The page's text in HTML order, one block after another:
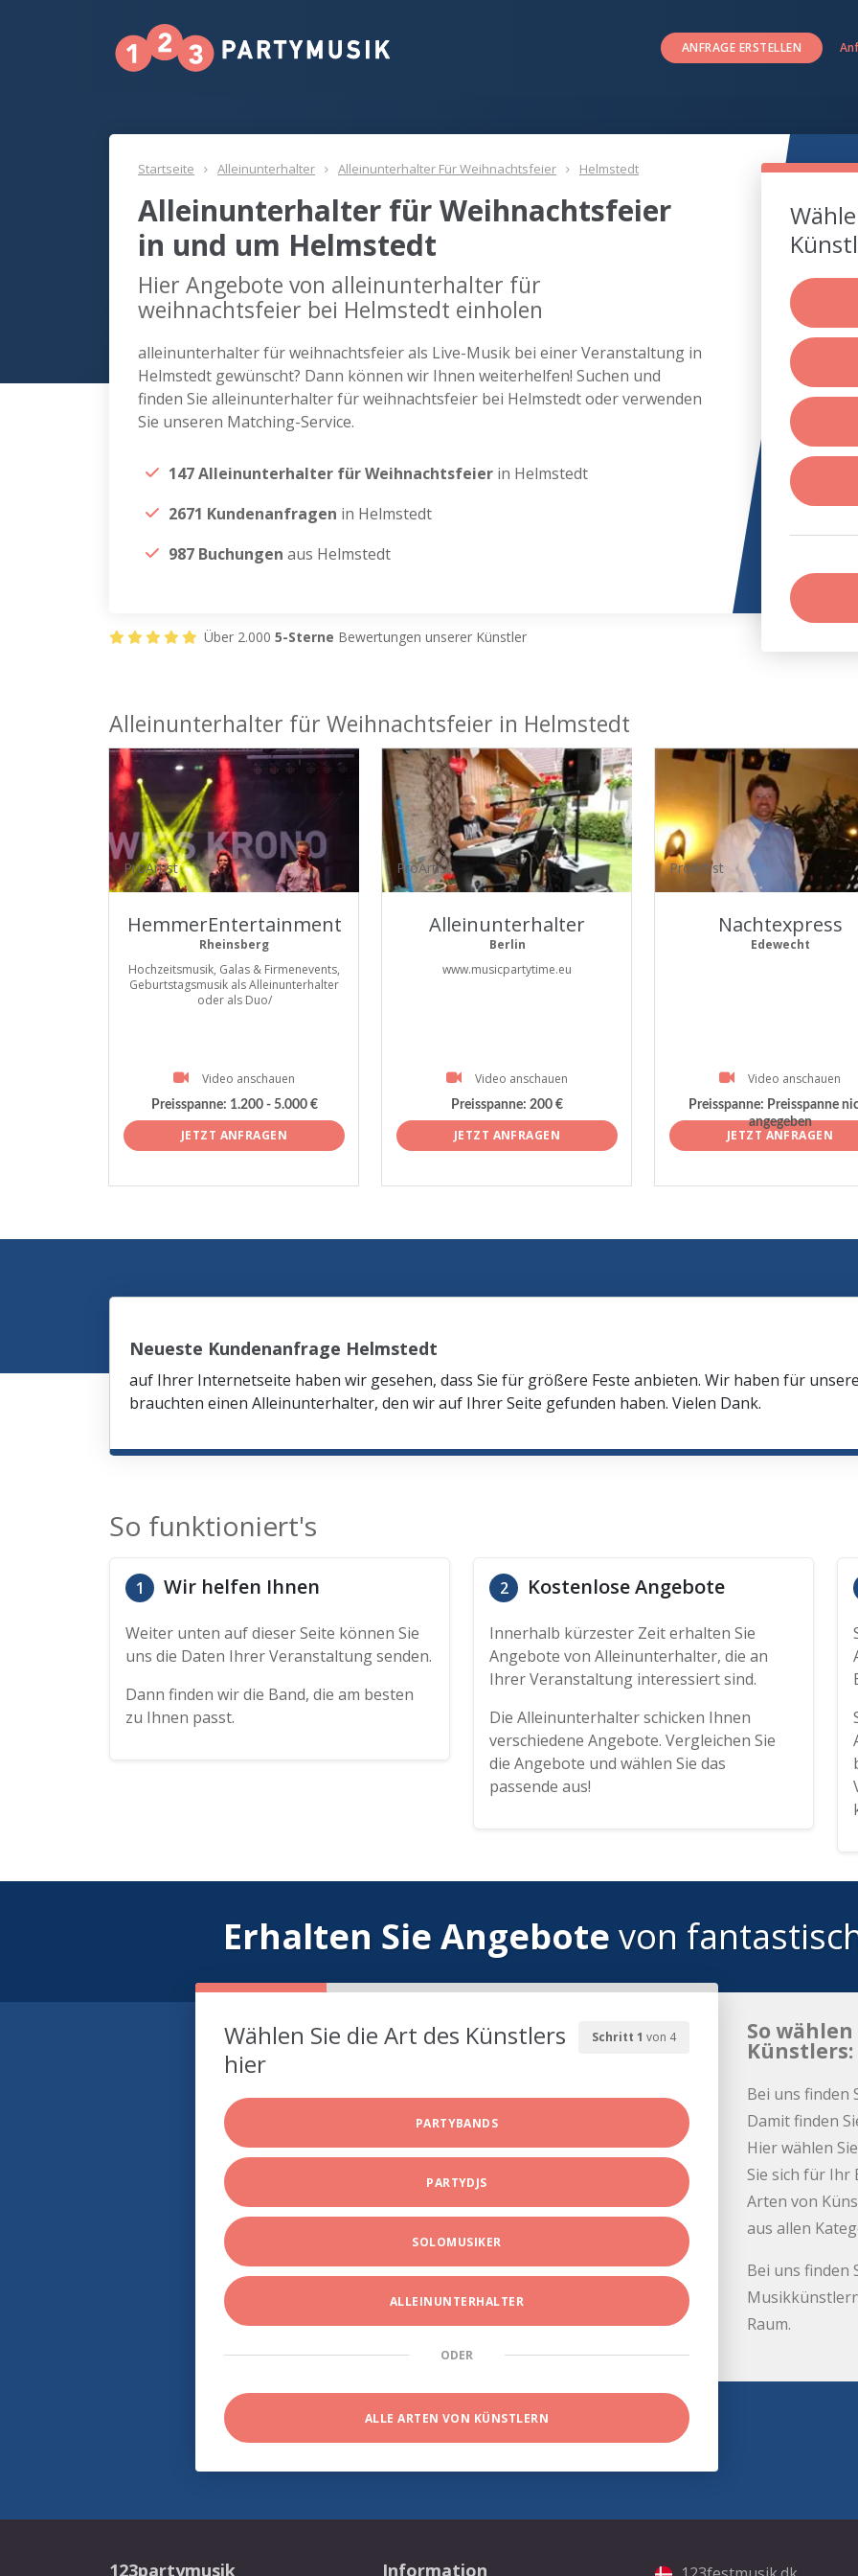
ANFRAGE ERSTELLEN
Startseite Alleinunterhalter Alleinunterhalter Für Weihnachtsfeier Helmstedt
Alleinunterhalter für Weihnachtsfeier
in und um Helmstedt
Hier Angebote von alleinunterhalter für
weihnachtsfeier bei Helmstedt einholen
alleinunterhalter für weihnachtsfeier als Live-Musik bei einer Veranstaltung in
Helmstedt gewünscht? Dann können wir Ihnen weiterhelfen! Suchen und
finden Sie alleinunterhalter für weihnachtsfeier bei Helmstedt oder verwenden
Sie unseren Matching-Service.
147 Alleinunterhalter für Weihnachtsfeier in Helmstedt
2671 Kundenanfragen in Helmstedt
987 Buchungen aus Helmstedt
Über 2.000 5-Sterne Bewertungen unserer Künstler
Alleinunterhalter für Weihnachtsfeier in Helmstedt
ProArtist
HemmerEntertainment
Rheinsberg
Hochzeitsmusik, Galas & Firmenevents,
Geburtstagsmusik als Alleinunterhalter
oder als Duo/
Video anschauen
Preisspanne: 1.200 - 5.000 €
JETZT ANFRAGEN
ProArtist
Alleinunterhalter
Berlin
www.musicpartytime.eu
Video anschauen
Preisspanne: 200 €
JETZT ANFRAGEN
ProArtist
Nachtexpress
Edewecht
Video anschauen
Preisspanne: Preisspanne
angegeben
JETZT ANFRAGEN
Neueste Kundenanfrage Helmstedt
auf Ihrer Internetseite haben wir gesehen, dass Sie für größere Feste anbieten. Wir haben für
brauchten einen Alleinunterhalter, den wir auf Ihrer Seite gefunden haben. Vielen Dank.
So funktioniert's
1 Wir helfen Ihnen
Weiter unten auf dieser Seite können Sie
uns die Daten Ihrer Veranstaltung senden.
Dann finden wir die Band, die am besten
zu Ihnen passt.
2 Kostenlose Angebote
Innerhalb kürzester Zeit erhalten Sie
Angebote von Alleinunterhalter, die an
Ihrer Veranstaltung interessiert sind.
Die Alleinunterhalter schicken Ihnen
verschiedene Angebote. Vergleichen Sie
die Angebote und wählen Sie das
passende aus!
Erhalten Sie Angebote von
Schritt 1 von 4
Wählen Sie die Art des Künstlers
hier
PARTYBANDS
PARTYDJS
SOLOMUSIKER
ALLEINUNTERHALTER
ODER
ALLE ARTEN VON KÜNSTLERN
So
Künstlers:
Bei uns finden
Damit finden
Hier wählen
Sie sich für Ihr
Arten von
aus allen
Bei uns finden
Raum.
123partymusik Information